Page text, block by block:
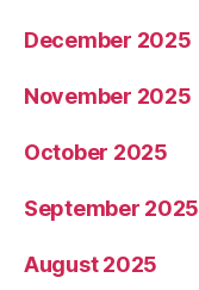
December 2025
November 2025
October 2025
September 2025
August 2025